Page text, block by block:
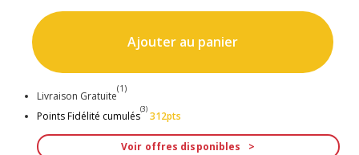
Ajouter au panier
Livraison Gratuite
(1)
Points Fidélité cumulés
(3)
312pts
Voir offres disponibles